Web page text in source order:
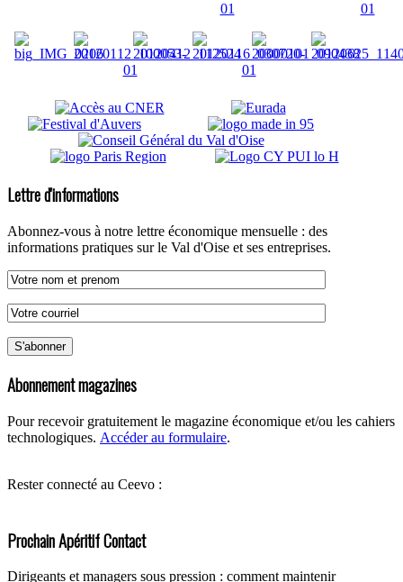
Lettre d'informations
Abonnez-vous à notre lettre économique mensuelle : des
informations pratiques sur le Val d'Oise et ses entreprises.
Abonnement magazines
Pour recevoir gratuitement le magazine économique et/ou les cahiers
technologiques. Accéder au formulaire.
Rester connecté au Ceevo :
Prochain Apéritif Contact
Dirigeants et managers sous pression : comment maintenir